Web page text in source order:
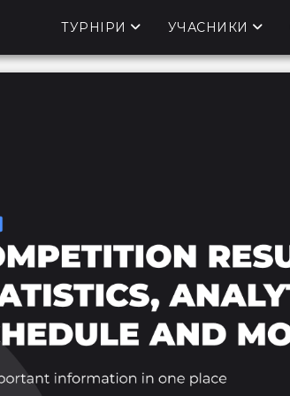
ТУРНІРИ УЧАСНИКИ